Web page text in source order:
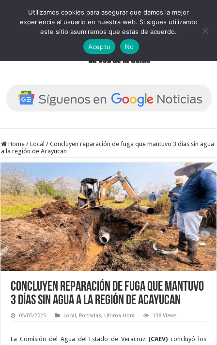
Home / Local / Concluyen reparación de fuga que mantuvo 3 días sin agua
a la región de Acayucan
Concluyen reparación de fuga que mantuvo
3 días sin agua a la región de Acayucan
05/05/2025 Local, Portadas, Ultima Hora 138 Views
La Comisión del Agua del Estado de Veracruz (CAEV) concluyó los
Utilizamos cookies para asegurar que damos la mejor
experiencia al usuario en nuestra web. Si sigues utilizando
este sitio asumiremos que estás de acuerdo.
Acepto
No